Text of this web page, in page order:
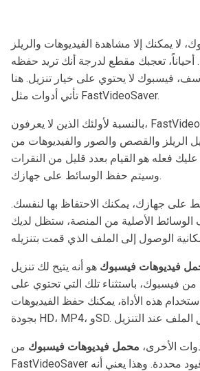
لا يمكنك إلا مشاهدة الفيديوهات والريلز
تعجبك مقطع لدرجة أنك تريد حفظه
فيسبوك لا يحتوي على خيار تنزيل. هنا
تأتي أدوات مثل FastVideoSaver.
بالنسبة لأولئك الذين لا يعرفون، FastVideoSaver هو أداة سهلة
الريلز والقصص والصور والفيديوهات من
فعله هو القيام بعدد قليل من النقرات
وسيتم حفظ الوسائط على جهازك.
على جهازك، يمكنك الاحتفاظ بها لنفسك.
الوسائط الأصلية من المنصة، ستظل لديك
فيديوهات فيسبوك هو أنه يتيح لك تنزيل
من فيسبوك، باستثناء تلك التي تحتوي على
هذه الأداة، يمكنك حفظ الفيديوهات
الأخرى، محمل فيديوهات فيسبوك من
FastVideoSaver لا يحتوي على أي قيود محددة. وهذا يعني أنه